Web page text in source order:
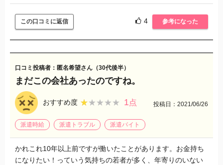
向こうの受話器切り忘れにより不愉快な留守番電話が約4分間
入っていました。内容は私が仕事に出ていて電話に出ること
が出来ず、その事に対するイラっとした言動、私のエントリ
ーの件とは関係ない話(他のエントリー者の話) 担当者と女性
との話 笑い声 他のエントリー者に対するかわいいなど容姿に
対する発言(男性の声でした)などが入っておりとても不愉快で
気持ち悪かったです。
担当者は男性で電話に出たときも威圧的な態度でこちらがハ
キハキ喋っているのにもかかわらず話してる速度をテンポよ
くしてくれ、お金を稼ぎたいならガールズバーで働かないの
かとあり得ない発言をされました。
なにをどうしたらそんな発言が出来るのでしょうか？
まともな人、一般的な社会人が出来る発言ではありません。
普通に考えて発言も態度もなにもかも可笑しいので辞退しま
この口コミに返信 4 参考になった
口コミ投稿者：匿名希望さん（30代後半）
まだこの会社あったのですね。
おすすめ度 ★★★★★
★★★★★ 1点 投稿日：2021/06/26
派遣時給 派遣トラブル 派遣バイト
かれこれ10年以上前ですが働いたことがあります。お金持ち
になりたい！っていう気持ちの若者が多く、年寄りのいない